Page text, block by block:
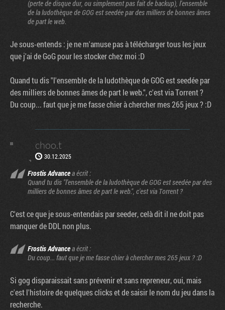
(perte de disque dur, ou simplement pas fait de backup), l'ensemble
de la ludothèque de GOG est seedée par des milliers de bonnes âmes
de part le web.
Je sous-entends : je ne m'amuse pas à télécharger tous les jeux
que j'ai de GoG pour les stocker chez moi :D
Quand tu dis "l'ensemble de la ludothèque de GOG est seedée par
des milliers de bonnes âmes de part le web.", c'est via Torrent ?
Du coup... faut que je me fasse chier à chercher mes 265 jeux ? :D
choo.t
30.12.2025
Frostis Advancea écrit :
Quand tu dis "l'ensemble de la ludothèque de GOG est seedée par des
milliers de bonnes âmes de part le web.", c'est via Torrent ?
C'est ce que je sous-entendais par seeder, celà dit il ne doit pas
manquer de DDL non plus.
Frostis Advancea écrit :
Du coup... faut que je me fasse chier à chercher mes 265 jeux ? :D
Si gog disparaissait sans prévenir et sans repreneur, oui, mais
c'est l'histoire de quelques clicks et de saisir le nom du jeu dans la
recherche.